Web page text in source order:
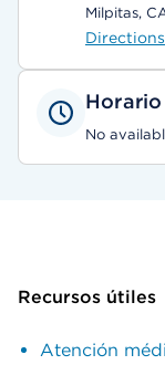
Milpitas,
Directions
Horario
No
Recursos útiles
Atención